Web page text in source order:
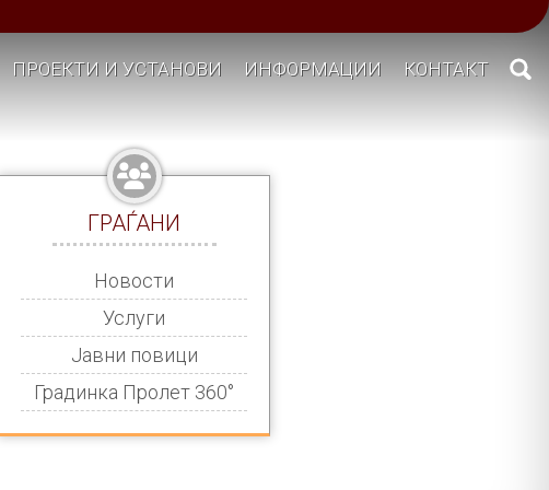
ПРОЕКТИ И УСТАНОВИ ИНФОРМАЦИИ КОНТАКТ
ГРАЃАНИ
Новости
Услуги
Јавни повици
Градинка Пролет 360°